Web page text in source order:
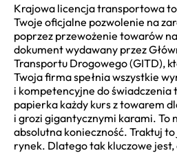
Krajowa licencja transportowa
Twoje oficjalne pozwolenie na
poprzez przewożenie towarów
dokument wydawany przez
Transportu Drogowego (GITD),
Twoja firma spełnia wszystkie
i kompetencyjne do świadczenia
papierka każdy kurs z towarem
i grozi gigantycznymi karami. To
absolutna konieczność. Traktuj
rynek. Dlatego tak kluczowe jest,